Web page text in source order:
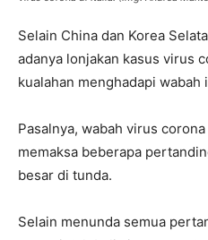
Selain China dan Korea
adanya lonjakan kasus virus
kualahan menghadapi wabah
Pasalnya, wabah virus
memaksa beberapa
besar di tunda.
Selain menunda semua